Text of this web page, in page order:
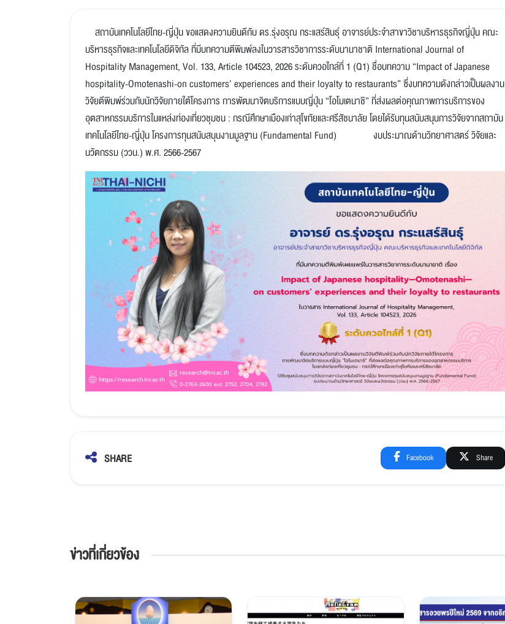
สถาบันเทคโนโลยีไทย-ญี่ปุ่น ขอแสดงความยินดีกับ ดร.รุ่งอรุณ กระแสร์สินธุ์ อาจารย์ประจำสาขาวิชาบริหารธุรกิจญี่ปุ่น คณะ
บริหารธุรกิจและเทคโนโลยีดิจิทัล ที่มีบทความตีพิมพ์ลงในวารสารวิชาการระดับนานาชาติ International Journal of
Hospitality Management, Vol. 133, Article 104523, 2026 ระดับควอไทล์ที่ 1 (Q1) ชื่อบทความ “Impact of Japanese
hospitality-Omotenashi-on customers’ experiences and their loyalty to restaurants” ซึ่งบทความดังกล่าวเป็นผลงาน
วิจัยตีพิมพ์ร่วมกับนักวิจัยภายใต้โครงการ การพัฒนาจิตบริการแบบญี่ปุ่น “โอโมเตนาชิ” ที่ส่งผลต่อคุณภาพการบริการของ
อุตสาหกรรมบริการในแหล่งท่องเที่ยวชุมชน : กรณีศึกษาเมืองเก่าสุโขทัยและศรีสัชนาลัย โดยได้รับทุนสนับสนุนการวิจัยจากสถาบัน
เทคโนโลยีไทย-ญี่ปุ่น โครงการทุนสนับสนุนงานมูลฐาน (Fundamental Fund) งบประมาณด้านวิทยาศาสตร์ วิจัยและ
นวัตกรรม (ววน.) พ.ศ. 2566-2567
SHARE Facebook Share
ข่าวที่เกี่ยวข้อง